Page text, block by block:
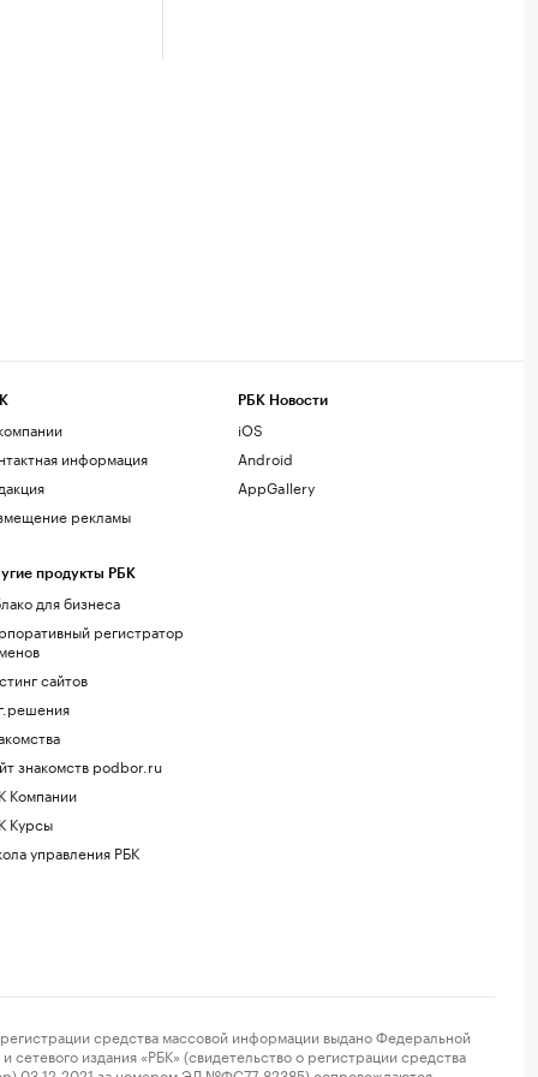
информация
рекламы
продукты РБК
для бизнеса
регистратор
сайтов
знакомств podbor.ru
Компании
Курсы
управления РБК
РБК Новости
iOS
Android
AppGallery
средства массовой информации выдано Федеральной
издания «РБК» (свидетельство о регистрации средства